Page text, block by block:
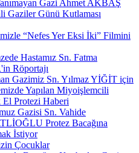
Gazi Ahmet AKBAŞ
Gaziler Günü Kutlaması
“Nefes Yer Eksi İki” Filmini
Hastamız Sn. Fatma
Röportajı
Gazimiz Sn. Yılmaz YİĞİT için
Yapılan Miyoişlemcili
Protezi Haberi
Gazisi Sn. Vahide
Protez Bacağına
İstiyor
Çocuklar